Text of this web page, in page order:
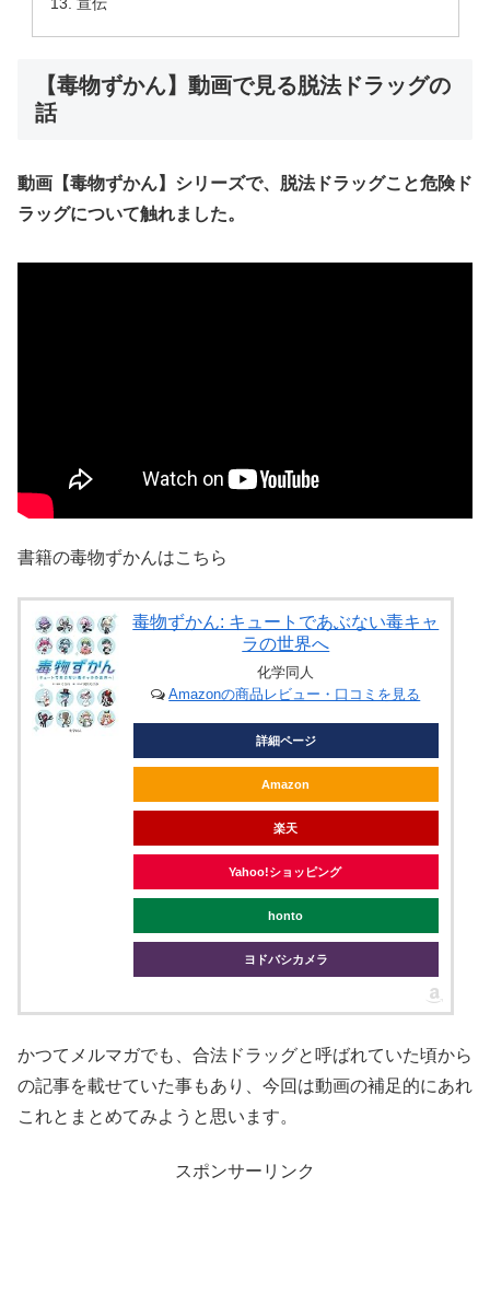
【毒物ずかん】動画で見る脱法ドラッグの
話
動画【毒物ずかん】シリーズで、脱法ドラッグこと危険ド
ラッグについて触れました。
書籍の毒物ずかんはこちら
毒物ずかん: キュートであぶない毒キャ
ラの世界へ
化学同人
Amazonの商品レビュー・口コミを見る
詳細ページ
Amazon
楽天
Yahoo!ショッピング
honto
ヨドバシカメラ
かつてメルマガでも、合法ドラッグと呼ばれていた頃から
の記事を載せていた事もあり、今回は動画の補足的にあれ
これとまとめてみようと思います。
スポンサーリンク